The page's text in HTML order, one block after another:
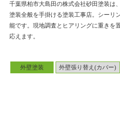
外壁塗装 外壁張り替え(カバー)
千葉県柏市大島田の株式会社砂田塗装は
塗装全般を手掛ける塗装工事店。シーリ
能です。現地調査とヒアリングに重きを
応えます。